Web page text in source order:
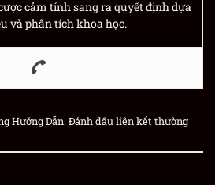
cảm tính sang ra quyết định dựa
và phân tích khoa học.
Hướng Dẫn. Đánh dấuliên kết thường